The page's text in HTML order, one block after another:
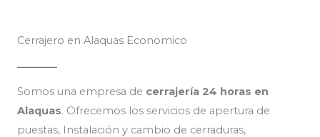
Cerrajero en Alaquas Economico
Somos una empresa de cerrajería 24 horas en
Alaquas. Ofrecemos los servicios de apertura de
puestas, Instalación y cambio de cerraduras,